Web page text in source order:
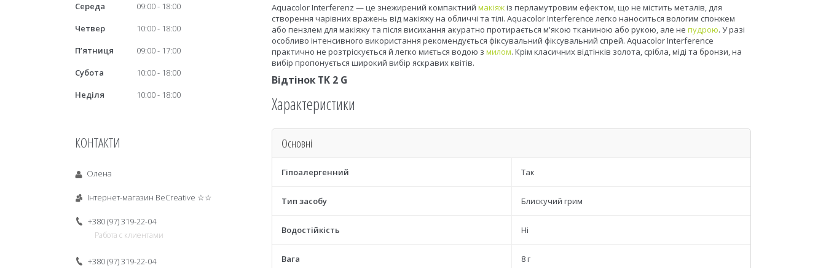
Aquacolor Interferenz — це знежирений компактний макіяжіз перламутровим ефектом, що не містить металів, для
створення чарівних вражень від макіяжу на обличчі та тілі. Aquacolor Interference легко наноситься вологим спонжем
або пензлем для макіяжу та після висихання акуратно протирається м'якою тканиною або рукою, але не пудрою. У разі
особливо інтенсивного використання рекомендується фіксувальний фіксувальний спрей. Aquacolor Interference
практично не розтріскується й легко миється водою з милом. Крім класичних відтінків золота, срібла, міді та бронзи, на
вибір пропонується широкий вибір яскравих квітів.
Відтінок TK 2 G
Характеристики
Основні
Гіпоалергенний Так
Тип засобу Блискучий грим
Водостійкість Ні
Вага 8 г
Середа
09:00
18:00
Четвер
10:00
18:00
Пʼятниця
09:00
17:00
Субота
10:00
18:00
Неділя
10:00 18:00
КОНТАКТИ
Олена
Інтернет-магазин BeCreative ☆☆
+380 (97) 319-22-04
Работа с клиентами
+380 (97) 319-22-04